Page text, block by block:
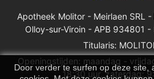
Door verder te surfen op deze site,
Apotheek Molitor - Meirlaen SRL -
Olloy-sur-Viroin - APB 934801 -
Titularis:
Openingstijden: maandag -
18:30 uur, zaterdag: